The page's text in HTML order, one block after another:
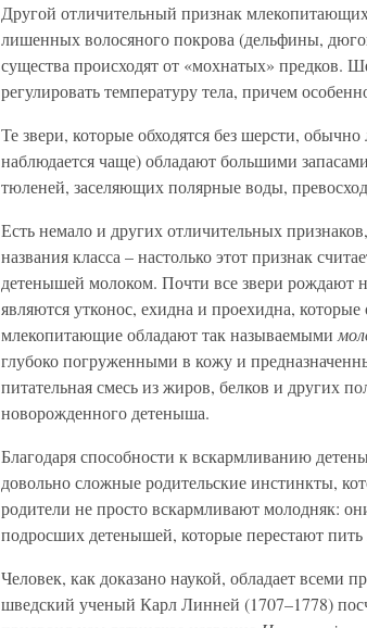
Другой отличительный признак
лишенных волосяного покрова (дельфины,
существа происходят от «мохнатых» предков.
регулировать температуру тела, причем
Те звери, которые обходятся без шерсти,
наблюдается чаще) обладают большими
тюленей, заселяющих полярные воды,
Есть немало и других отличительных
названия класса – настолько этот признак
детенышей молоком. Почти все звери
являются утконос, ехидна и проехидна,
млекопитающие обладают так называемыми
глубоко погруженными в кожу и
питательная смесь из жиров, белков и других
новорожденного детеныша.
Благодаря способности к вскармливанию
довольно сложные родительские инстинкты,
родители не просто вскармливают молодняк:
подросших детенышей, которые перестают
Человек, как доказано наукой, обладает
шведский ученый Карл Линней (1707–1778)